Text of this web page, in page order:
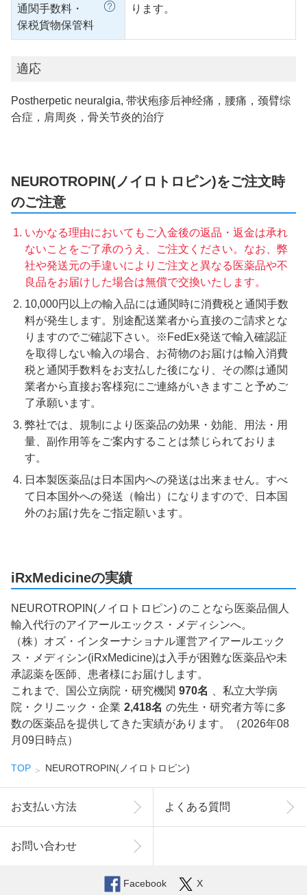
通関手数料・
保税貨物保管料
ります。
適応
Postherpetic neuralgia, 带状疱疹后神经痛，腰痛，颈臂综
合症，肩周炎，骨关节炎的治疗
NEUROTROPIN(ノイロトロピン)をご注文時
のご注意
いかなる理由においてもご入金後の返品・返金は承れ
ないことをご了承のうえ、ご注文ください。なお、弊
社や発送元の手違いによりご注文と異なる医薬品や不
良品をお届けした場合は無償で交換いたします。
10,000円以上の輸入品には通関時に消費税と通関手数
料が発生します。別途配送業者から直接のご請求とな
りますのでご確認下さい。※FedEx発送で輸入確認証
を取得しない輸入の場合、お荷物のお届けは輸入消費
税と通関手数料をお支払した後になり、その際は通関
業者から直接お客様宛にご連絡がいきますこと予めご
了承願います。
弊社では、規制により医薬品の効果・効能、用法・用
量、副作用等をご案内することは禁じられておりま
す。
日本製医薬品は日本国内への発送は出来ません。すべ
て日本国外への発送（輸出）になりますので、日本国
外のお届け先をご指定願います。
iRxMedicineの実績
NEUROTROPIN(ノイロトロピン) のことなら医薬品個人
輸入代行のアイアールエックス・メディシンへ。
（株）オズ・インターナショナル運営アイアールエック
ス・メディシン(iRxMedicine)は入手が困難な医薬品や未
承認薬を医師、患者様にお届けします。
これまで、国公立病院・研究機関 970名
、私立大学病
院・クリニック・企業 2,418名 の先生・研究者方等に多
数の医薬品を提供してきた実績があります。（2026年08
月09日時点）
TOP NEUROTROPIN(ノイロトロピン)
お支払い方法 よくある質問
お問い合わせ
Facebook X